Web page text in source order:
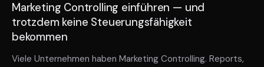
Marketing Controlling einführen — und
trotzdem keine Steuerungsfähigkeit
bekommen
Viele Unternehmen haben Marketing Controlling. Reports,